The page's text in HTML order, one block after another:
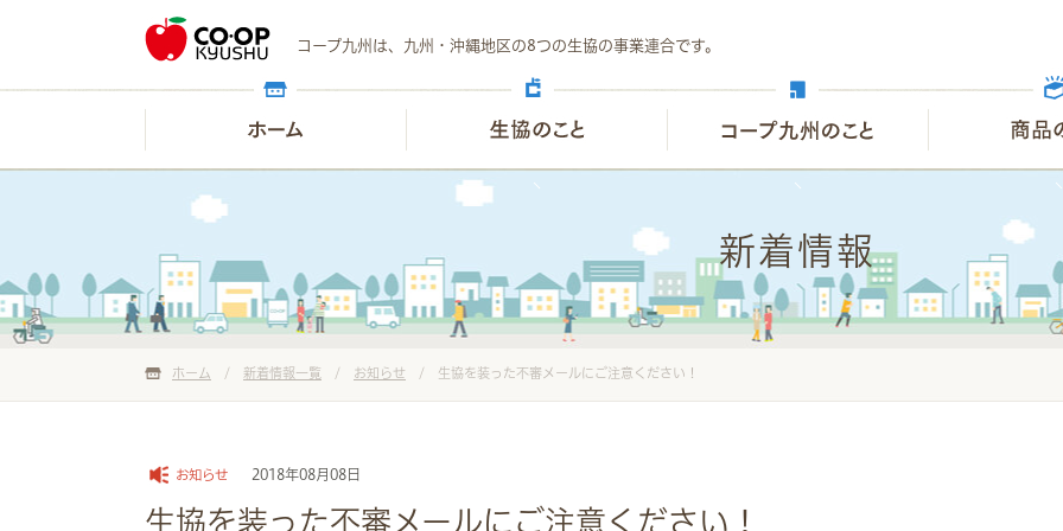
コープ九州は、九州・沖縄地区の8つの生協の事業連合です。
新着情報
ホーム / 新着情報一覧 / お知らせ / 生協を装った不審メールにご注意ください！
お知らせ 2018年08月08日
生協を装った不審メールにご注意ください！